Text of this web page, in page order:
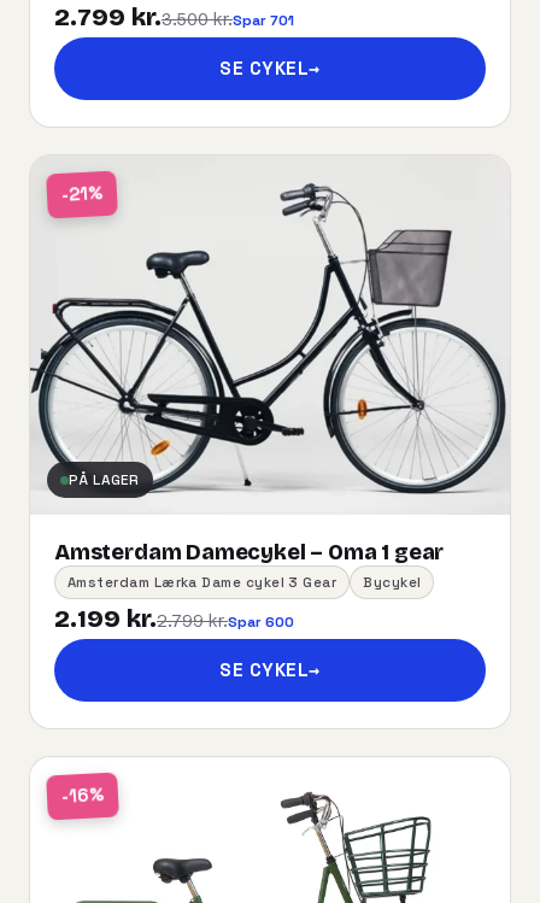
2.799 kr.3.500 kr.Spar 701
SE CYKEL→
-21%
PÅ LAGER
Amsterdam Damecykel – Oma 1 gear
Amsterdam Lærka Dame cykel 3 Gear Bycykel
2.199 kr.2.799 kr.Spar 600
SE CYKEL→
-16%